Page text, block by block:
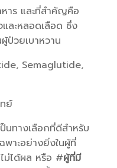
าร และที่สำคัญคือ
และหลอดเลือด ซึ่ง
ป่วยเบาหวาน
Semaglutide,
ย์
นทางเลือกที่ดีสำหรับ
พาะอย่างยิ่งในผู้ที่
ม่ได้ผล หรือ #ผู้ที่มี